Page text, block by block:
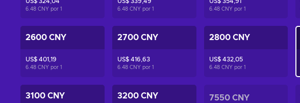
6.48 CNY por 1 6.48 CNY por 1 6.48 CNY por 1
2600 CNY
US$ 401,19
6.48 CNY por 1
2700 CNY
US$ 416,63
6.48 CNY por 1
2800 CNY
US$ 432,05
6.48 CNY por 1
3100 CNY 3200 CNY 7550 CNY